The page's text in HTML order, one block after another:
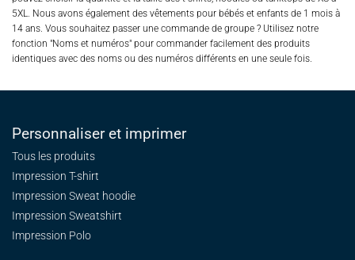
5XL. Nous avons également des vêtements pour bébés et enfants de 1 mois à
14 ans. Vous souhaitez passer une commande de groupe ? Utilisez notre
fonction "Noms et numéros" pour commander facilement des produits
identiques avec des noms ou des numéros différents en une seule fois.
Personnaliser et imprimer
Tous les produits
Impression T-shirt
Impression Sweat hoodie
Impression Sweatshirt
Impression Polo